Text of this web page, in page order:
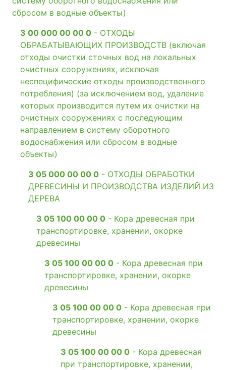
сбросом в водные объекты)
3 00 000 00 00 0 - ОТХОДЫ
ОБРАБАТЫВАЮЩИХ ПРОИЗВОДСТВ (включая
отходы очистки сточных вод на локальных
очистных сооружениях, исключая
неспецифические отходы производственного
потребления) (за исключением вод, удаление
которых производится путем их очистки на
очистных сооружениях с последующим
направлением в систему оборотного
водоснабжения или сбросом в водные
объекты)
3 05 000 00 00 0 - ОТХОДЫ ОБРАБОТКИ
ДРЕВЕСИНЫ И ПРОИЗВОДСТВА ИЗДЕЛИЙ ИЗ
ДЕРЕВА
3 05 100 00 00 0 - Кора древесная при
транспортировке, хранении, окорке
древесины
3 05 100 00 00 0 - Кора древесная при
транспортировке, хранении, окорке
древесины
3 05 100 00 00 0 - Кора древесная при
транспортировке, хранении, окорке
древесины
3 05 100 00 00 0 - Кора древесная
при транспортировке, хранении,